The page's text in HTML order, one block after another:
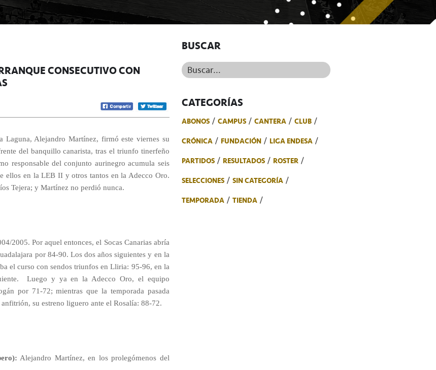
CONSECUTIVO CON
Laguna, Alejandro Martínez, firmó este viernes su
del banquillo canarista, tras el triunfo tinerfeño
responsable del conjunto aurinegro acumula seis
ellos en la LEB II y otros tantos en la Adecco Oro.
Tejera; y Martínez no perdió nunca.
2005. Por aquel entonces, el Socas Canarias abría
por 84-90. Los dos años siguientes y en la
el curso con sendos triunfos en Lliria: 95-96, en la
Luego y ya en la Adecco Oro, el equipo
por 71-72; mientras que la temporada pasada
su estreno liguero ante el Rosalía: 88-72.
Alejandro Martínez, en los prolegómenos del
BUSCAR
Buscar...
CATEGORÍAS
ABONOS CAMPUS CANTERA
CLUB
CRÓNICA
FUNDACIÓN
LIGA ENDESA
PARTIDOS
RESULTADOS
ROSTER
SELECCIONES
SIN CATEGORÍA
TEMPORADA
TIENDA